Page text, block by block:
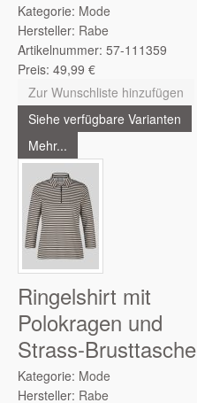
Kategorie: Mode
Hersteller: Rabe
Artikelnummer: 57-111359
Preis: 49,99 €
Zur Wunschliste hinzufügen
Siehe verfügbare Varianten
Mehr...
Ringelshirt mit
Polokragen und
Strass-Brusttasche
Kategorie: Mode
Hersteller: Rabe